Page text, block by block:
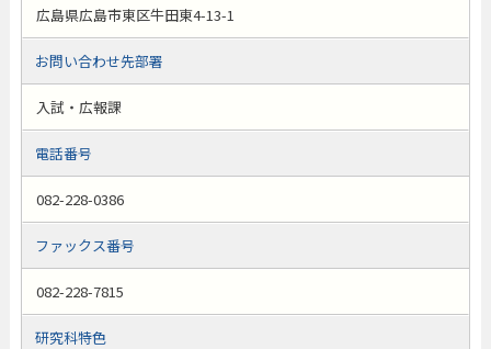
広島県広島市東区牛田東4-13-1
お問い合わせ先部署
入試・広報課
電話番号
082-228-0386
ファックス番号
082-228-7815
研究科特色